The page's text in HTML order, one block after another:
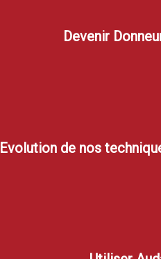
Devenir
Evolution de nos